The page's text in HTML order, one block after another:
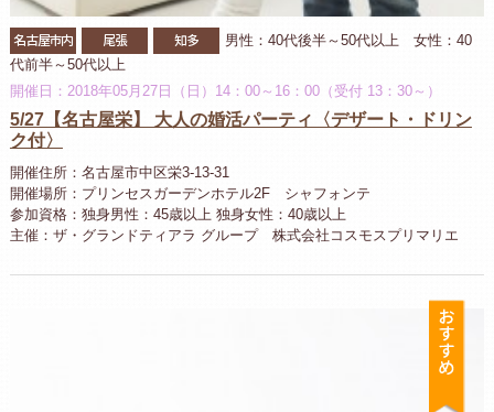
名古屋市内 尾張 知多
男性：40代後半～50代以上 女性：40
代前半～50代以上
開催日：2018年05月27日（日）14：00～16：00（受付 13：30～）
5/27【名古屋栄】 大人の婚活パーティ〈デザート・ドリン
ク付〉
開催住所：名古屋市中区栄3-13-31
開催場所：プリンセスガーデンホテル2F シャフォンテ
参加資格：独身男性：45歳以上 独身女性：40歳以上
主催：ザ・グランドティアラ グループ 株式会社コスモスプリマリエ